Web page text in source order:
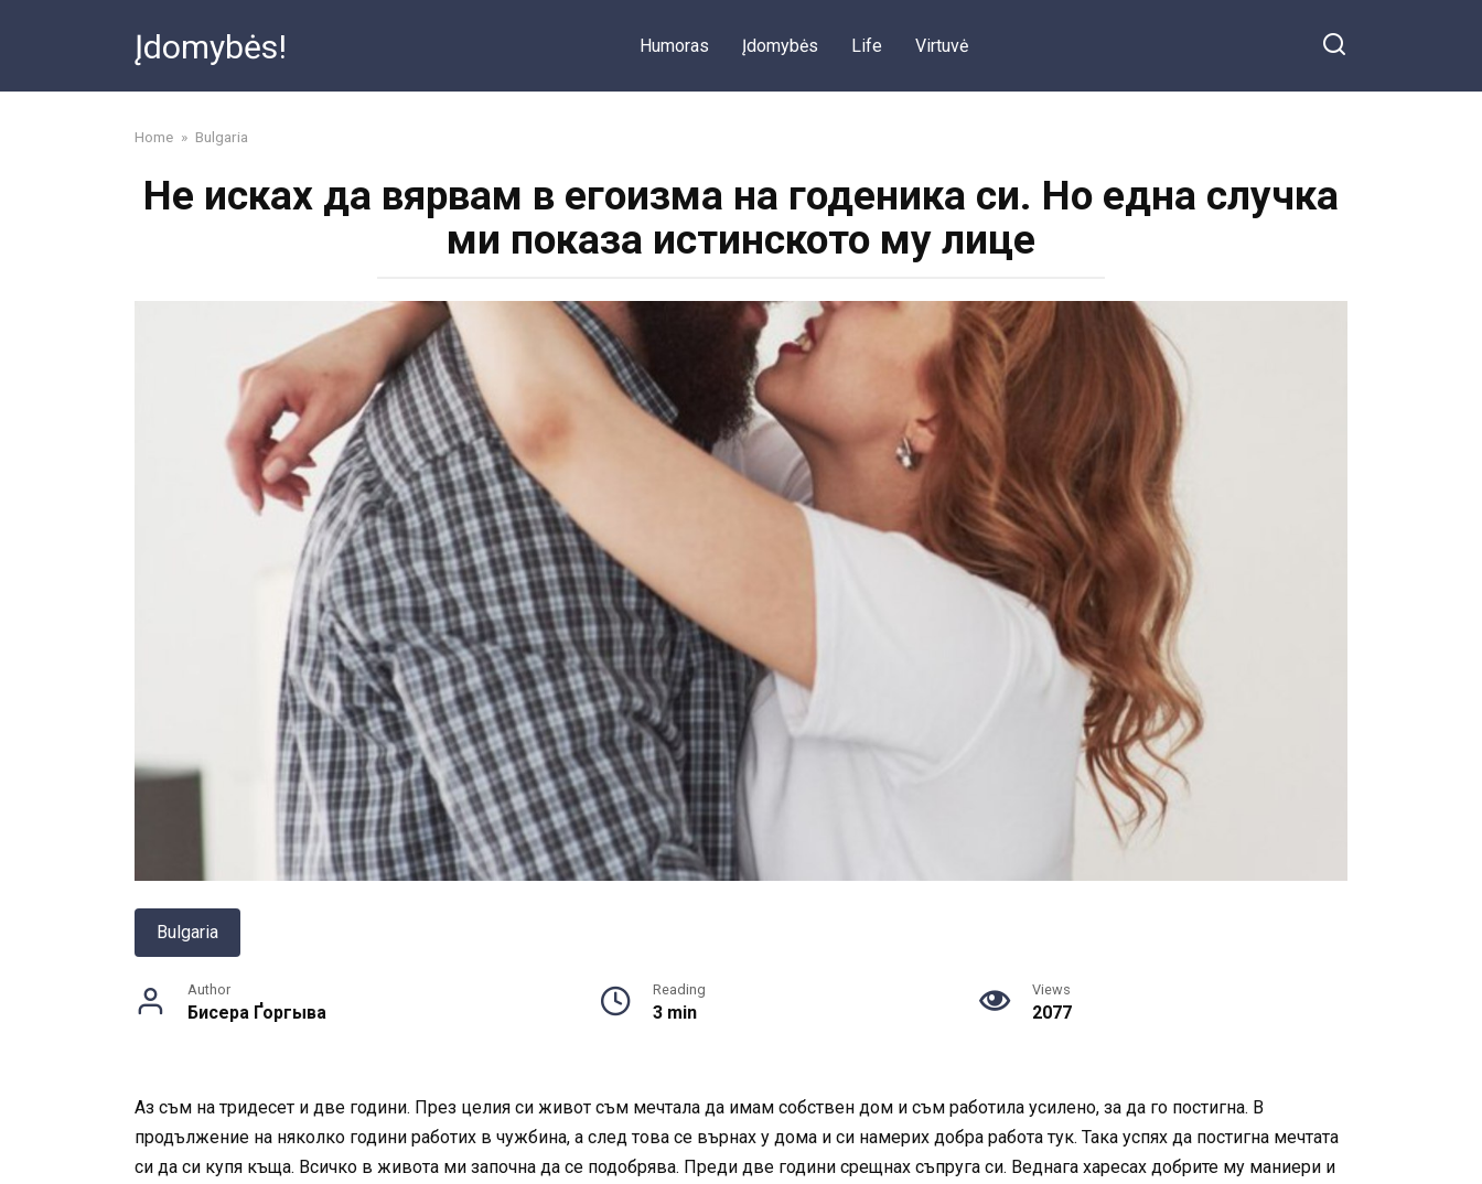
Įdomybės! Humoras Įdomybės Life Virtuvė
Home » Bulgaria
Не исках да вярвам в егоизма на годеника си. Но една случка
ми показа истинското му лице
Bulgaria
Author
Бисера Ґоргыва
Reading
3 min
Views
2077
Аз съм на тридесет и две години. През целия си живот съм мечтала да имам собствен дом и съм работила усилено, за да го постигна. В
продължение на няколко години работих в чужбина, а след това се върнах у дома и си намерих добра работа тук. Така успях да постигна мечтата
си да си купя къща. Всичко в живота ми започна да се подобрява. Преди две години срещнах съпруга си. Веднага харесах добрите му маниери и